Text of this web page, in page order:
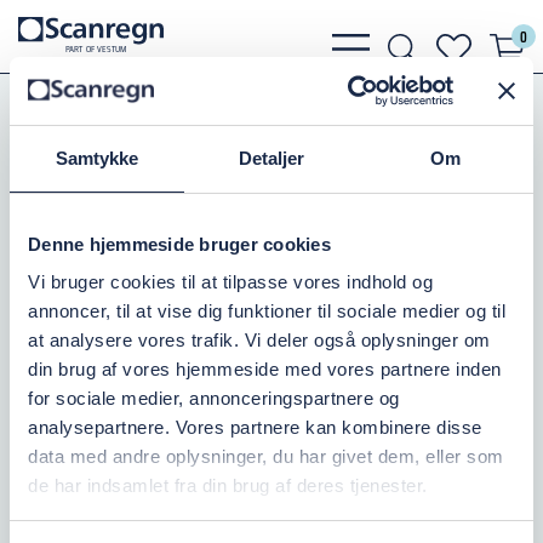
Samtykke Detaljer Om
Denne hjemmeside bruger cookies
Vi bruger cookies til at tilpasse vores indhold og
annoncer, til at vise dig funktioner til sociale medier og til
at analysere vores trafik. Vi deler også oplysninger om
din brug af vores hjemmeside med vores partnere inden
for sociale medier, annonceringspartnere og
analysepartnere. Vores partnere kan kombinere disse
data med andre oplysninger, du har givet dem, eller som
de har indsamlet fra din brug af deres tjenester.
PARTOF VESTUM
bars
light
search
light
heart 0
Pumper
Motorkoblinger
BØSNING 1610 - 14MM
Varenr.:
Ikke på lager
135,00 DKKinkl. moms
Læg i kurv